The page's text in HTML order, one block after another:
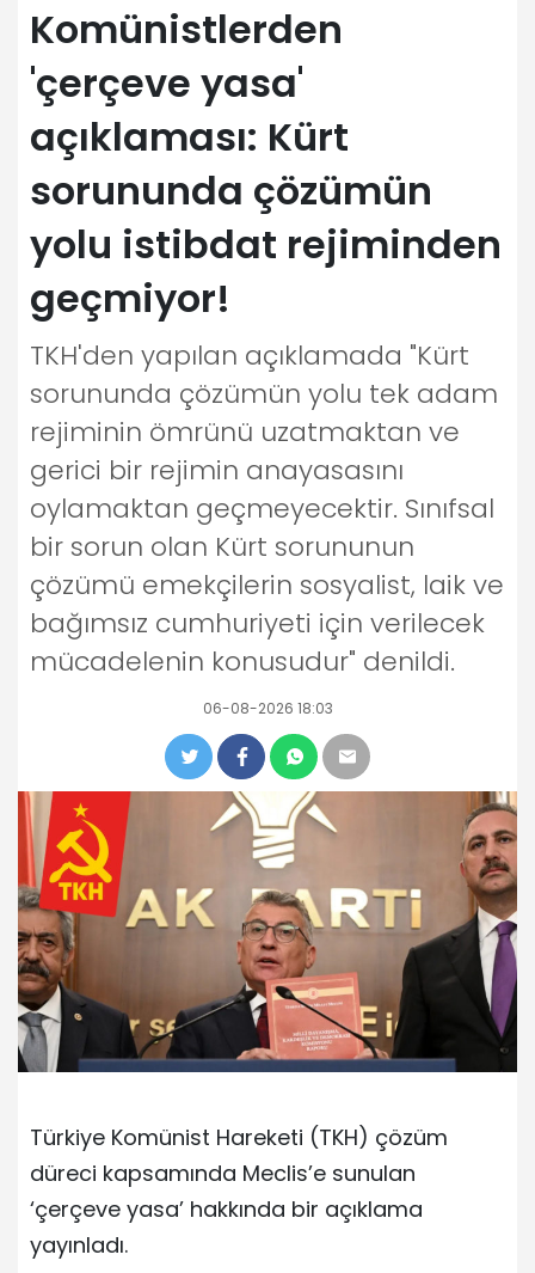
Komünistlerden
'çerçeve yasa'
açıklaması: Kürt
sorununda çözümün
yolu istibdat rejiminden
geçmiyor!
TKH'den yapılan açıklamada "Kürt
sorununda çözümün yolu tek adam
rejiminin ömrünü uzatmaktan ve
gerici bir rejimin anayasasını
oylamaktan geçmeyecektir. Sınıfsal
bir sorun olan Kürt sorununun
çözümü emekçilerin sosyalist, laik ve
bağımsız cumhuriyeti için verilecek
mücadelenin konusudur" denildi.
06-08-2026 18:03
Türkiye Komünist Hareketi (TKH) çözüm
düreci kapsamında Meclis’e sunulan
‘çerçeve yasa’ hakkında bir açıklama
yayınladı.